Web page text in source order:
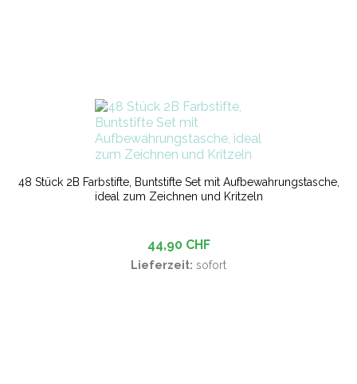
48 Stück 2B Farbstifte, Buntstifte Set mit Aufbewahrungstasche,
ideal zum Zeichnen und Kritzeln
44,90 CHF
Lieferzeit: sofort